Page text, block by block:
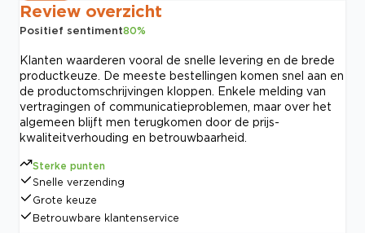
Review overzicht
Positief sentiment80%
Klanten waarderen vooral de snelle levering en de brede
productkeuze. De meeste bestellingen komen snel aan en
de productomschrijvingen kloppen. Enkele melding van
vertragingen of communicatieproblemen, maar over het
algemeen blijft men terugkomen door de prijs-
kwaliteitverhouding en betrouwbaarheid.
Sterke punten
Snelle verzending
Grote keuze
Betrouwbare klantenservice